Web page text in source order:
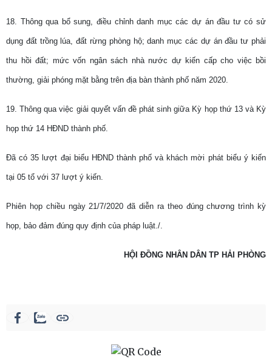
18. Thông qua bổ sung, điều chỉnh danh mục các dự án đầu tư có sử
dụng đất trồng lúa, đất rừng phòng hộ; danh mục các dự án đầu tư phải
thu hồi đất; mức vốn ngân sách nhà nước dự kiến cấp cho việc bồi
thường, giải phóng mặt bằng trên địa bàn thành phố năm 2020.
19. Thông qua việc giải quyết vấn đề phát sinhgiữa Kỳ họpthứ 13 và Kỳ
họp thứ 14 HĐND thành phố.
Đã có 35 lượt đại biểu HĐND thành phố và khách mời phát biểu ý kiến
tại 05 tổ với 37 lượt ý kiến.
Phiên họp chiều ngày 21/7/2020 đã diễn ra theo đúng chương trình kỳ
họp, bảo đảm đúng quy định của pháp luật./.
HỘI ĐỒNG NHÂN DÂN TP HẢI PHÒNG